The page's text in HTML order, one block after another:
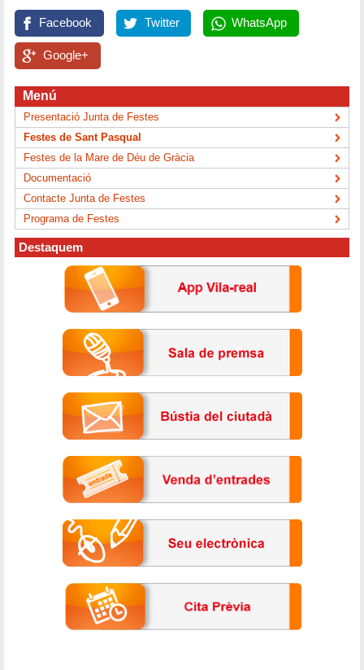
Facebook Twitter WhatsApp
Google+
Menú
Presentació Junta de Festes
Festes de Sant Pasqual
Festes de la Mare de Déu de Gràcia
Documentació
Contacte Junta de Festes
Programa de Festes
Destaquem